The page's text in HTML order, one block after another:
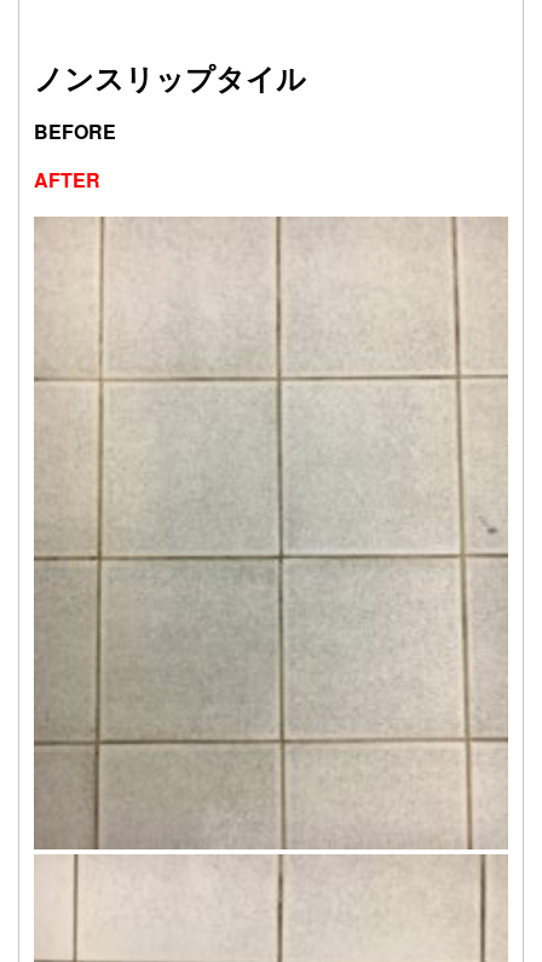
ノンスリップタイル
BEFORE
AFTER